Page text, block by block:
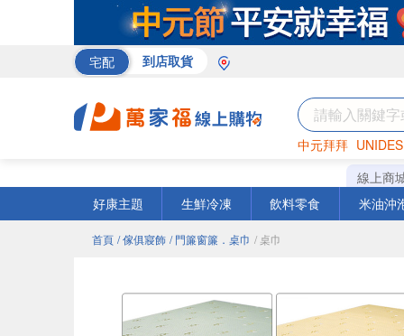
宅配 到店取貨
中元拜拜
罐頭 咖啡
線上商
好康主題
生鮮冷凍 飲料零食 米油沖
首頁 / 傢俱寢飾 / 門簾窗簾．桌巾 / 桌巾